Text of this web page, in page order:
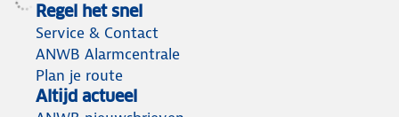
Regel het snel
Service & Contact
ANWB Alarmcentrale
Plan je route
Altijd actueel